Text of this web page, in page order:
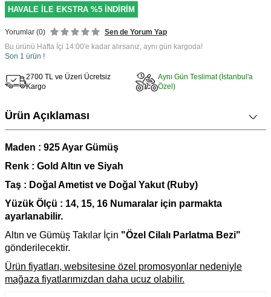
HAVALE İLE EKSTRA %5 İNDİRİM
Yorumlar (0)
Sen de Yorum Yap
Bu ürünü Hafta İçi 14:00'e kadar alırsanız, aynı gün kargoda!
Son 1 ürün !
2700 TL ve Üzeri Ücretsiz
Kargo
Aynı Gün Teslimat (İstanbul'a
Özel)
Ürün Açıklaması
Maden : 925 Ayar Gümüş
Renk : Gold Altın ve Siyah
Taş : Doğal Ametist ve Doğal Yakut (Ruby)
Yüzük Ölçü : 14, 15, 16 Numaralar için parmakta
ayarlanabilir.
Altın ve Gümüş Takılar İçin "Özel Cilalı Parlatma Bezi"
gönderilecektir.
Ürün fiyatları, websitesine özel promosyonlar nedeniyle
mağaza fiyatlarımızdan daha ucuz olabilir.